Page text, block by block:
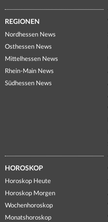
REGIONEN
Nordhessen News
Osthessen News
Mittelhessen News
Rhein-Main News
Südhessen News
HOROSKOP
Horoskop Heute
Horoskop Morgen
Wochenhoroskop
Monatshoroskop